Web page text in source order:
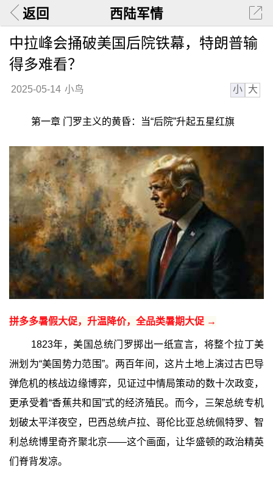
返回 西陆军情
中拉峰会捅破美国后院铁幕，特朗普输
得多难看？
2025-05-14 小鸟 小 大
第一章 门罗主义的黄昏：当“后院”升起五星红旗
拼多多暑假大促，升温降价，全品类暑期大促 →
1823年，美国总统门罗掷出一纸宣言，将整个拉丁美
洲划为“美国势力范围”。两百年间，这片土地上演过古巴导
弹危机的核战边缘博弈，见证过中情局策动的数十次政变，
更承受着“香蕉共和国”式的经济殖民。而今，三架总统专机
划破太平洋夜空，巴西总统卢拉、哥伦比亚总统佩特罗、智
利总统博里奇齐聚北京——这个画面，让华盛顿的政治精英
们脊背发凉。